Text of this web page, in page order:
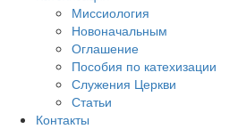
Миссиология
Новоначальным
Оглашение
Пособия по катехизации
Служения Церкви
Статьи
Контакты